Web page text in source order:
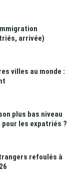
arrivée)
villes au monde :
plus bas niveau
pour les expatriés ?
refoulés à